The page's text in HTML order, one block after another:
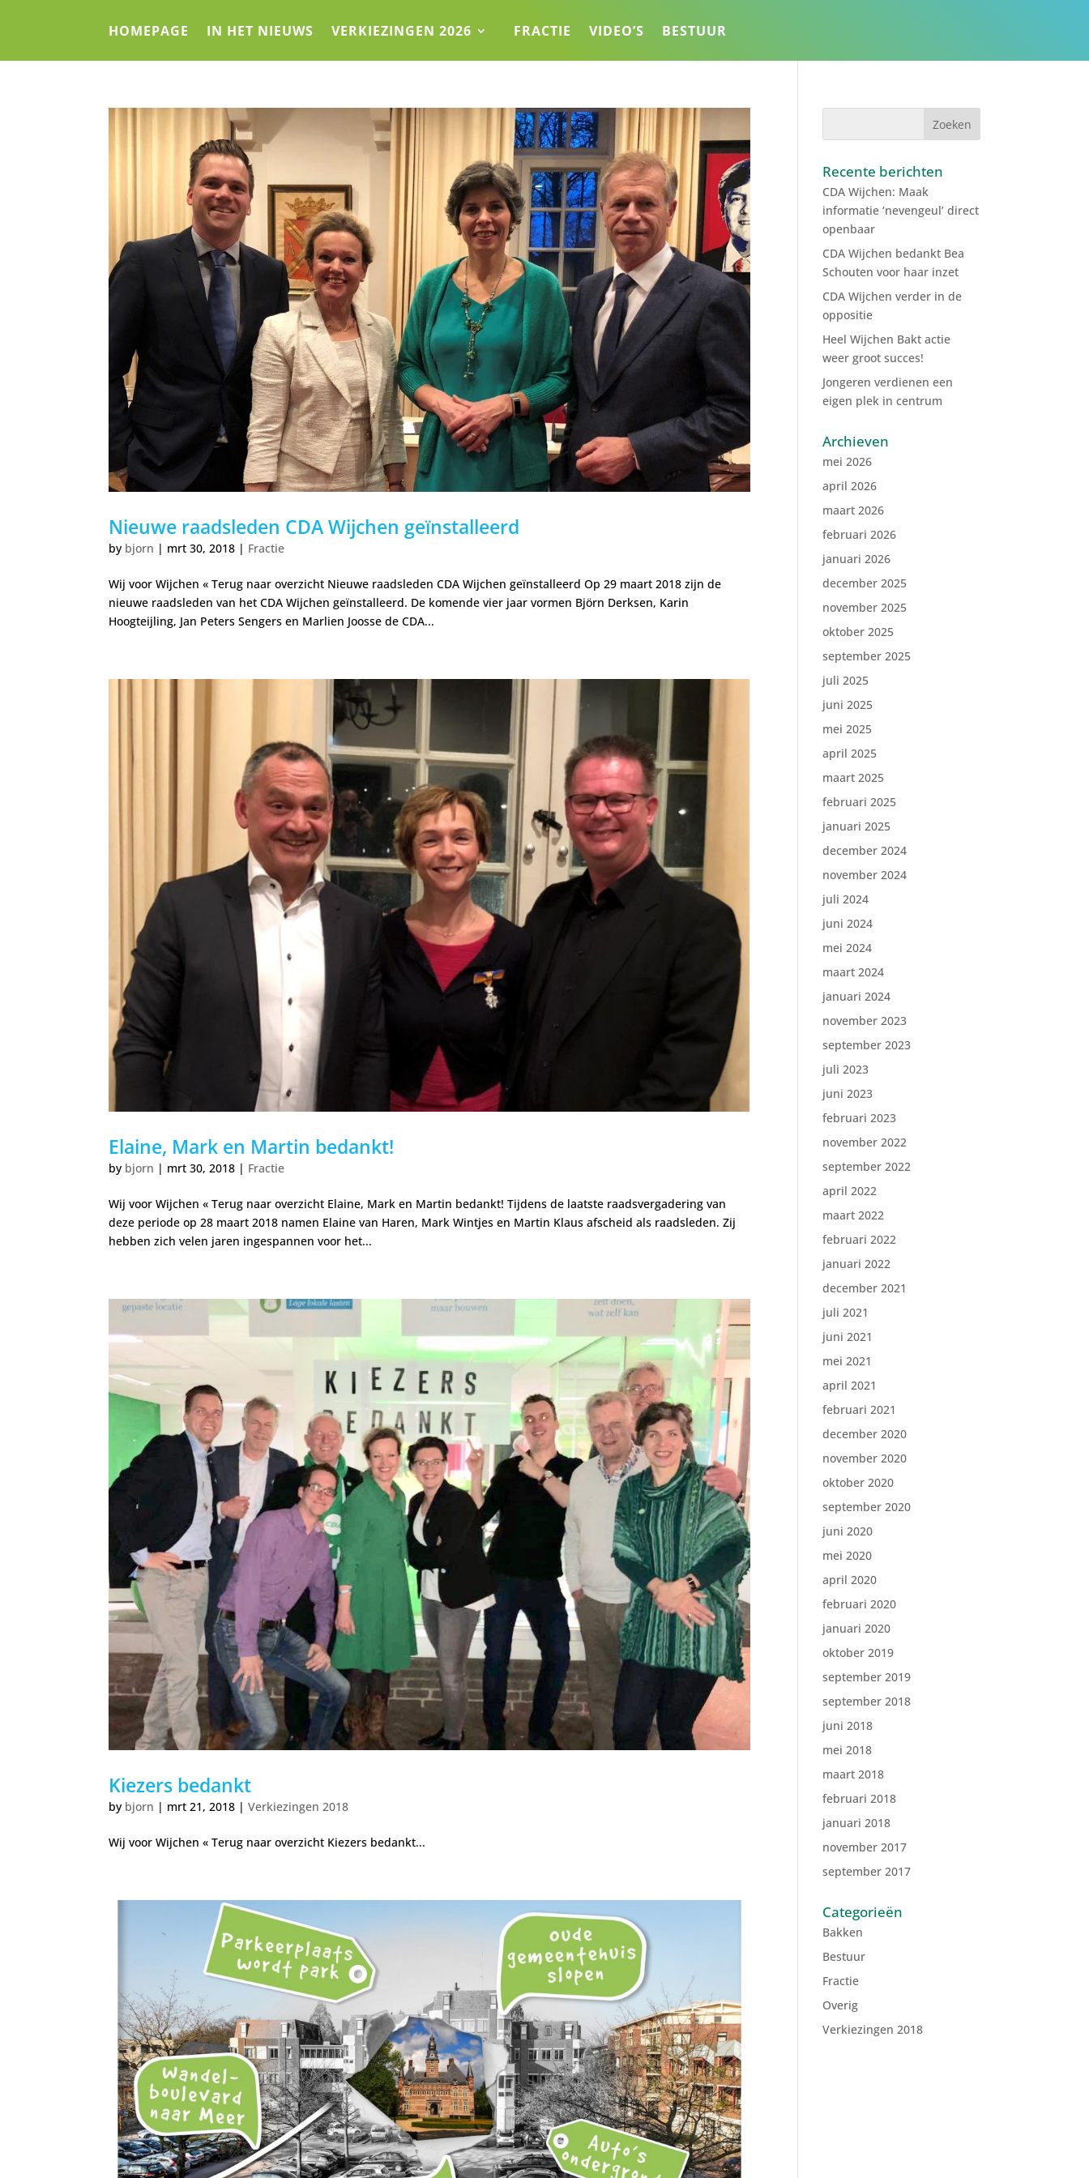
HOMEPAGE IN HET NIEUWS VERKIEZINGEN 2026 FRACTIE VIDEO’S BESTUUR
Nieuwe raadsleden CDA Wijchen geïnstalleerd
by bjorn | mrt 30, 2018 | Fractie
Wij voor Wijchen « Terug naar overzicht Nieuwe raadsleden CDA Wijchen geïnstalleerd Op 29 maart 2018 zijn de
nieuwe raadsleden van het CDA Wijchen geïnstalleerd. De komende vier jaar vormen Björn Derksen, Karin
Hoogteijling, Jan Peters Sengers en Marlien Joosse de CDA...
Elaine, Mark en Martin bedankt!
by bjorn | mrt 30, 2018 | Fractie
Wij voor Wijchen « Terug naar overzicht Elaine, Mark en Martin bedankt! Tijdens de laatste raadsvergadering van
deze periode op 28 maart 2018 namen Elaine van Haren, Mark Wintjes en Martin Klaus afscheid als raadsleden. Zij
hebben zich velen jaren ingespannen voor het...
Kiezers bedankt
by bjorn | mrt 21, 2018 |Verkiezingen 2018
Wij voor Wijchen « Terug naar overzicht Kiezers bedankt...
Recente berichten
CDA Wijchen: Maak
informatie ‘nevengeul’ direct
openbaar
CDA Wijchen bedankt Bea
Schouten voor haar inzet
CDA Wijchen verder in de
oppositie
Heel Wijchen Bakt actie
weer groot succes!
Jongeren verdienen een
eigen plek in centrum
Archieven
mei 2026
april 2026
maart 2026
februari 2026
januari 2026
december 2025
november 2025
oktober 2025
september 2025
juli 2025
juni 2025
mei 2025
april 2025
maart 2025
februari 2025
januari 2025
december 2024
november 2024
juli 2024
juni 2024
mei 2024
maart 2024
januari 2024
november 2023
september 2023
juli 2023
juni 2023
februari 2023
november 2022
september 2022
april 2022
maart 2022
februari 2022
januari 2022
december 2021
juli 2021
juni 2021
mei 2021
april 2021
februari 2021
december 2020
november 2020
oktober 2020
september 2020
juni 2020
mei 2020
april 2020
februari 2020
januari 2020
oktober 2019
september 2019
september 2018
juni 2018
mei 2018
maart 2018
februari 2018
januari 2018
november 2017
september 2017
Categorieën
Bakken
Bestuur
Fractie
Overig
Verkiezingen 2018